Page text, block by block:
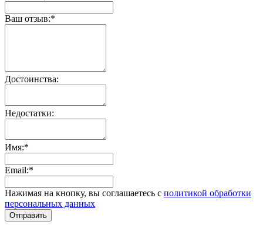
Ваш отзыв:*
Достоинства:
Недостатки:
Имя:*
Email:*
Нажимая на кнопку, вы соглашаетесь с политикой обработки
персональных данных
Отправить